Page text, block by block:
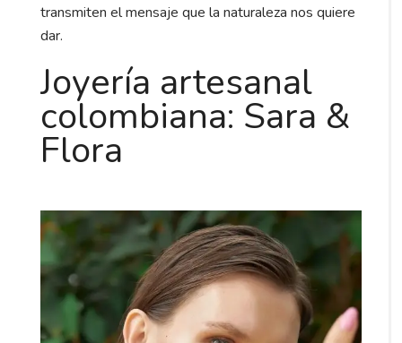
transmiten el mensaje que la naturaleza nos quiere
dar.
Joyería artesanal
colombiana: Sara &
Flora